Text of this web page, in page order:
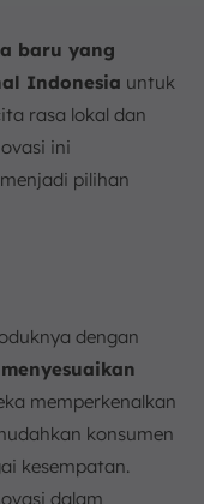
baru yang
Indonesia untuk
rasa lokal dan
ini
pilihan
dengan
memperkenalkan
konsumen
kesempatan.
dalam